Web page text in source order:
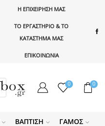
Η ΕΠΙΧΕΙΡΗΣΗ ΜΑΣ
ΤΟ ΕΡΓΑΣΤΗΡΙΟ & ΤΟ
ΚΑΤΑΣΤΗΜΑ ΜΑΣ
ΕΠΙΚΟΙΝΩΝΙΑ
0 0
ΒΆΠΤΙΣΗ ΓΆΜΟΣ